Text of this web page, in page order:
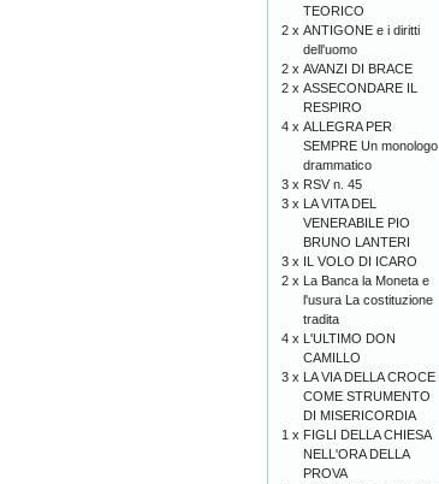
TEORICO
2 x ANTIGONE e i diritti
dell'uomo
2 x AVANZI DI BRACE
2 x ASSECONDARE IL
RESPIRO
4 x ALLEGRA PER
SEMPRE Un monologo
drammatico
3 x RSV n. 45
3 x LA VITA DEL
VENERABILE PIO
BRUNO LANTERI
3 x IL VOLO DI ICARO
2 x La Banca la Moneta e
l'usura La costituzione
tradita
4 x L'ULTIMO DON
CAMILLO
3 x LA VIA DELLA CROCE
COME STRUMENTO
DI MISERICORDIA
1 x FIGLI DELLA CHIESA
NELL'ORA DELLA
PROVA